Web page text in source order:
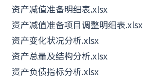
资产减值准备明细表.xlsx
资产减值准备项目调整明细表.xlsx
资产变化状况分析.xlsx
资产总量及结构分析.xlsx
资产负债指标分析.xlsx